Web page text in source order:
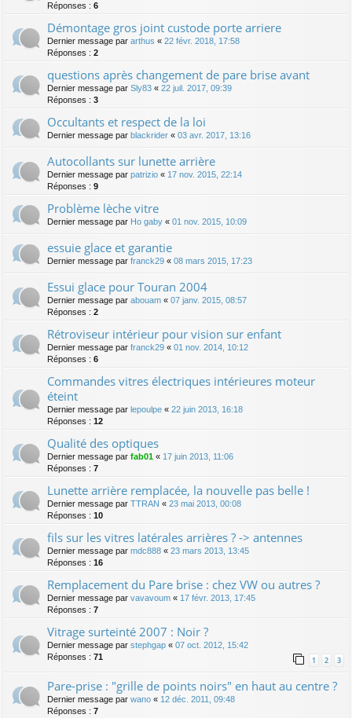
Réponses : 6
Démontage gros joint custode porte arriere
Dernier message par arthus « 22 févr. 2018, 17:58
Réponses : 2
questions après changement de pare brise avant
Dernier message par Sly83 « 22 juil. 2017, 09:39
Réponses : 3
Occultants et respect de la loi
Dernier message par blackrider « 03 avr. 2017, 13:16
Autocollants sur lunette arrière
Dernier message par patrizio « 17 nov. 2015, 22:14
Réponses : 9
Problème lèche vitre
Dernier message par Ho gaby « 01 nov. 2015, 10:09
essuie glace et garantie
Dernier message par franck29 « 08 mars 2015, 17:23
Essui glace pour Touran 2004
Dernier message par abouam « 07 janv. 2015, 08:57
Réponses : 2
Rétroviseur intérieur pour vision sur enfant
Dernier message par franck29 « 01 nov. 2014, 10:12
Réponses : 6
Commandes vitres électriques intérieures moteur
éteint
Dernier message par lepoulpe « 22 juin 2013, 16:18
Réponses : 12
Qualité des optiques
Dernier message par fab01 « 17 juin 2013, 11:06
Réponses : 7
Lunette arrière remplacée, la nouvelle pas belle !
Dernier message par TTRAN « 23 mai 2013, 00:08
Réponses : 10
fils sur les vitres latérales arrières ? -> antennes
Dernier message par mdc888 « 23 mars 2013, 13:45
Réponses : 16
Remplacement du Pare brise : chez VW ou autres ?
Dernier message par vavavoum « 17 févr. 2013, 17:45
Réponses : 7
Vitrage surteinté 2007 : Noir ?
Dernier message par stephgap « 07 oct. 2012, 15:42
Réponses : 71 1 2 3
Pare-prise : "grille de points noirs" en haut au centre ?
Dernier message par wano « 12 déc. 2011, 09:48
Réponses : 7